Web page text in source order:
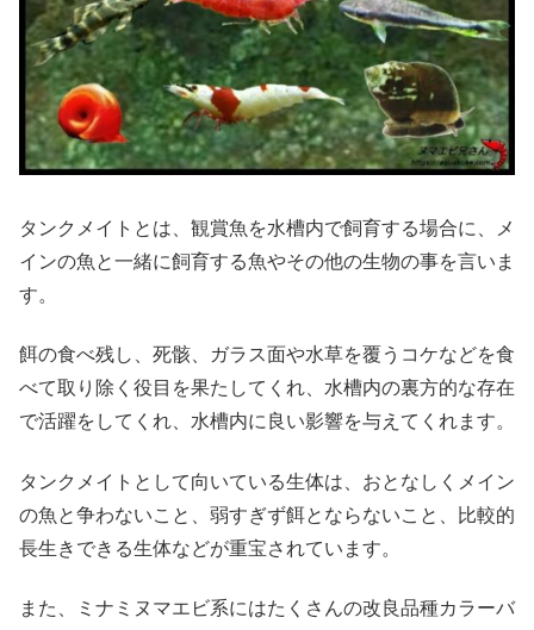
タンクメイトとは、観賞魚を水槽内で飼育する場合に、メ
インの魚と一緒に飼育する魚やその他の生物の事を言いま
す。
餌の食べ残し、死骸、ガラス面や水草を覆うコケなどを食
べて取り除く役目を果たしてくれ、水槽内の裏方的な存在
で活躍をしてくれ、水槽内に良い影響を与えてくれます。
タンクメイトとして向いている生体は、おとなしくメイン
の魚と争わないこと、弱すぎず餌とならないこと、比較的
長生きできる生体などが重宝されています。
また、ミナミヌマエビ系にはたくさんの改良品種カラーバ